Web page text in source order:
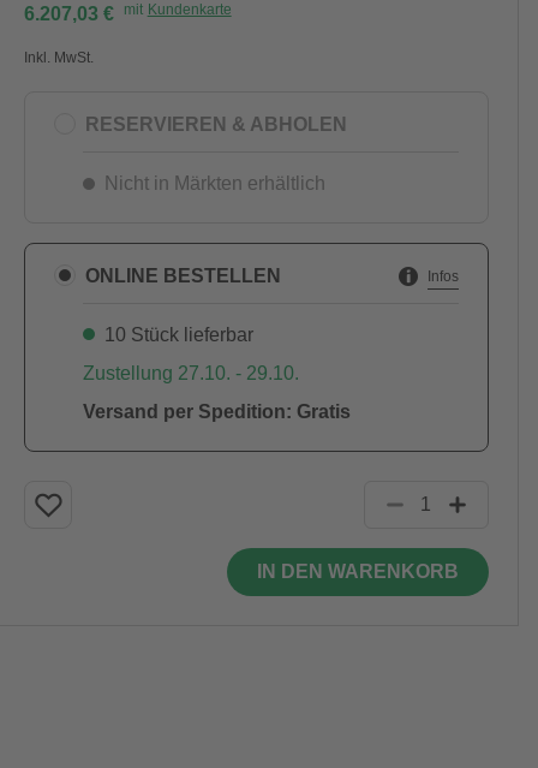
6.207,03 € mit Kundenkarte
Inkl. MwSt.
RESERVIEREN & ABHOLEN
Nicht in Märkten erhältlich
ONLINE BESTELLEN Infos
10 Stück lieferbar
Zustellung 27.10. - 29.10.
Versand per Spedition: Gratis
IN DEN WARENKORB